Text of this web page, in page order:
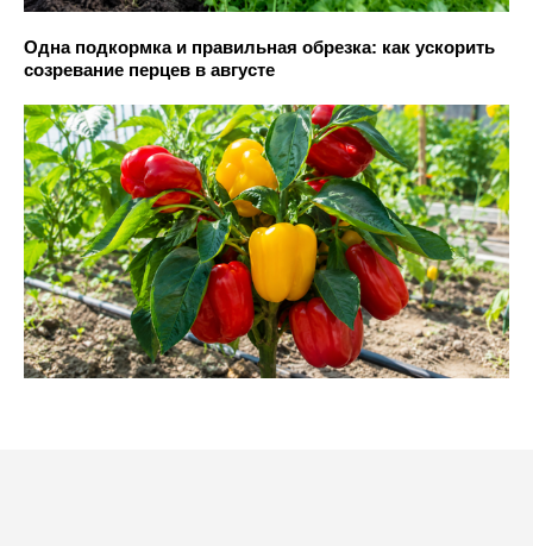
Одна подкормка и правильная обрезка: как ускорить
созревание перцев в августе